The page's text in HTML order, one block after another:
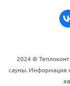
2024 ©
сауны. Информация